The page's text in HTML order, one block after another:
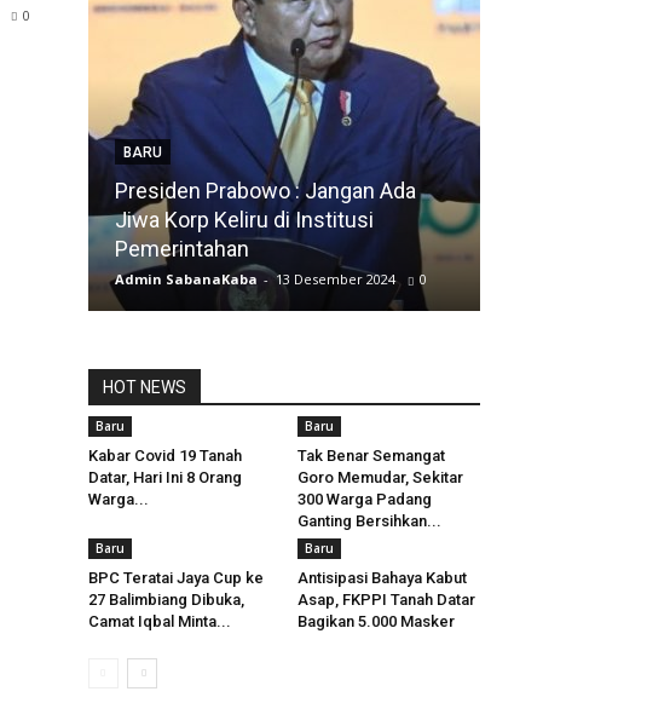
0
BARU
Presiden Prabowo : Jangan Ada
Jiwa Korp Keliru di Institusi
Pemerintahan
Admin SabanaKaba - 13 Desember 2024 0
HOT NEWS
Baru
Kabar Covid 19 Tanah
Datar, Hari Ini 8 Orang
Warga...
Baru
Tak Benar Semangat
Goro Memudar, Sekitar
300 Warga Padang
Ganting Bersihkan...
Baru
BPC Teratai Jaya Cup ke
27 Balimbiang Dibuka,
Camat Iqbal Minta...
Baru
Antisipasi Bahaya Kabut
Asap, FKPPI Tanah Datar
Bagikan 5.000 Masker